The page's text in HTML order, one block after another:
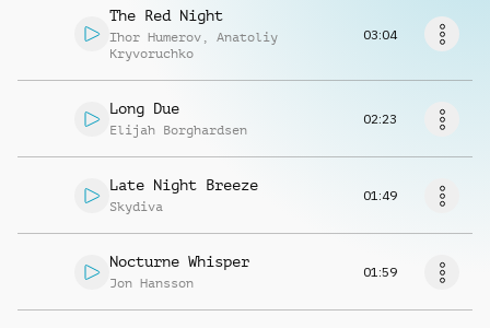
The Red Night
Ihor Humerov , Anatoliy
Kryvoruchko
03:04
Long Due
Elijah Borghardsen
02:23
Late Night Breeze
Skydiva
01:49
Nocturne Whisper
Jon Hansson
01:59